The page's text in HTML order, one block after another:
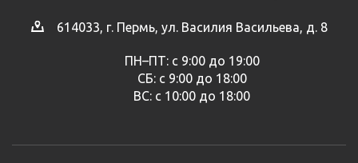
614033, г. Пермь, ул. Василия Васильева, д. 8
ПН–ПТ: с 9:00 до 19:00
СБ: с 9:00 до 18:00
ВС: с 10:00 до 18:00